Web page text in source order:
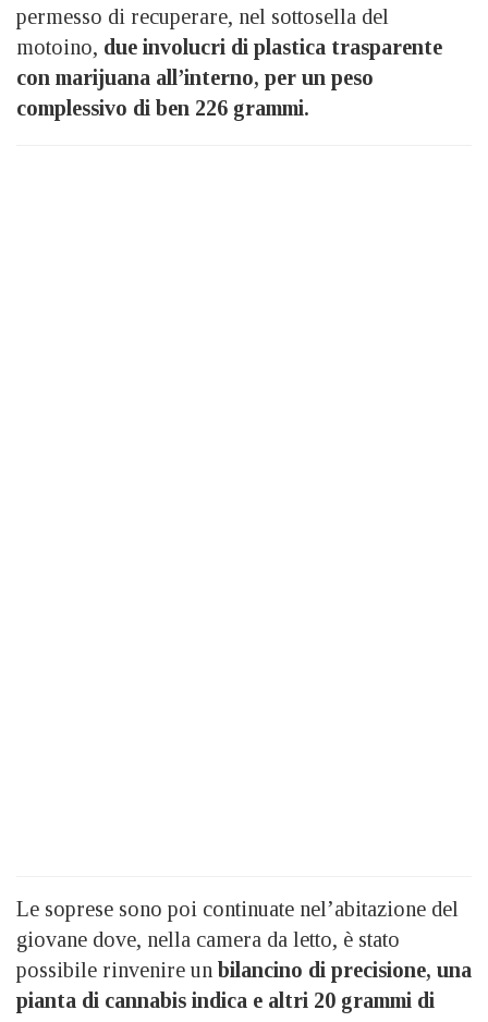
permesso di recuperare, nel sottosella del
motoino, due involucri di plastica trasparente
con marijuana all’interno, per un peso
complessivo di ben 226 grammi.
Le soprese sono poi continuate nel’abitazione del
giovane dove, nella camera da letto, è stato
possibile rinvenire un bilancino di precisione, una
pianta di cannabis indica e altri 20 grammi di